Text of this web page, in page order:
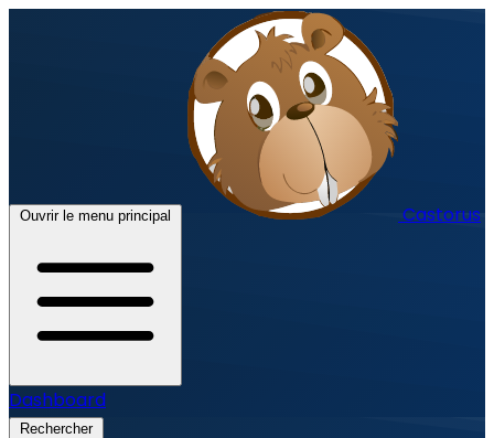
Ouvrir le menu principal Castorus
Dashboard
Rechercher